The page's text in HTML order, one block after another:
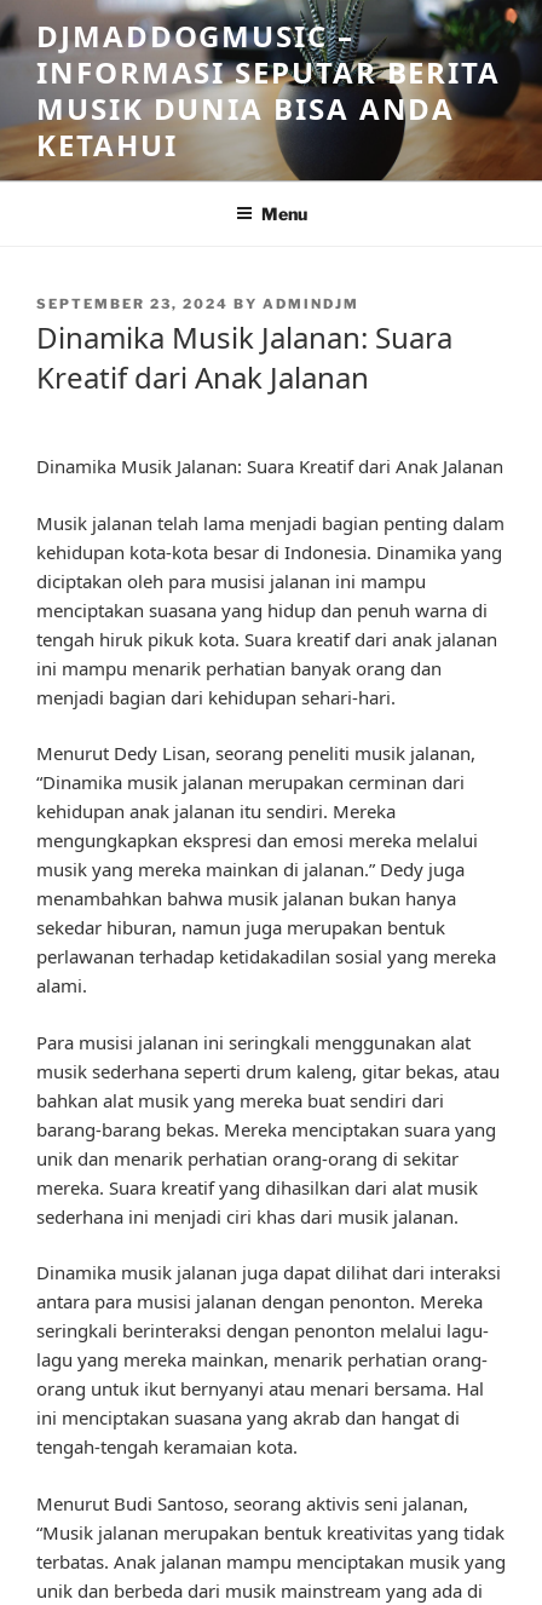
Skip
to
content
DJMADDOGMUSIC –
INFORMASI SEPUTAR BERITA
MUSIK DUNIA BISA ANDA
KETAHUI
Menu
POSTED
SEPTEMBER 23, 2024 BY ADMINDJM
Dinamika Musik Jalanan: Suara
Kreatif dari Anak Jalanan
Dinamika Musik Jalanan: Suara Kreatif dari Anak Jalanan
Musik jalanan telah lama menjadi bagian penting dalam
kehidupan kota-kota besar di Indonesia. Dinamika yang
diciptakan oleh para musisi jalanan ini mampu
menciptakan suasana yang hidup dan penuh warna di
tengah hiruk pikuk kota. Suara kreatif dari anak jalanan
ini mampu menarik perhatian banyak orang dan
menjadi bagian dari kehidupan sehari-hari.
Menurut Dedy Lisan, seorang peneliti musik jalanan,
“Dinamika musik jalanan merupakan cerminan dari
kehidupan anak jalanan itu sendiri. Mereka
mengungkapkan ekspresi dan emosi mereka melalui
musik yang mereka mainkan di jalanan.” Dedy juga
menambahkan bahwa musik jalanan bukan hanya
sekedar hiburan, namun juga merupakan bentuk
perlawanan terhadap ketidakadilan sosial yang mereka
alami.
Para musisi jalanan ini seringkali menggunakan alat
musik sederhana seperti drum kaleng, gitar bekas, atau
bahkan alat musik yang mereka buat sendiri dari
barang-barang bekas. Mereka menciptakan suara yang
unik dan menarik perhatian orang-orang di sekitar
mereka. Suara kreatif yang dihasilkan dari alat musik
sederhana ini menjadi ciri khas dari musik jalanan.
Dinamika musik jalanan juga dapat dilihat dari interaksi
antara para musisi jalanan dengan penonton. Mereka
seringkali berinteraksi dengan penonton melalui lagu-
lagu yang mereka mainkan, menarik perhatian orang-
orang untuk ikut bernyanyi atau menari bersama. Hal
ini menciptakan suasana yang akrab dan hangat di
tengah-tengah keramaian kota.
Menurut Budi Santoso, seorang aktivis seni jalanan,
“Musik jalanan merupakan bentuk kreativitas yang tidak
terbatas. Anak jalanan mampu menciptakan musik yang
unik dan berbeda dari musik mainstream yang ada di